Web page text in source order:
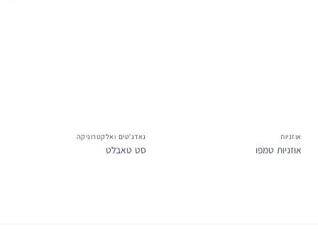
אוזניות
אוזניות טמפו
גאדג'טים ואלקטרוניקה
סט טאבלט